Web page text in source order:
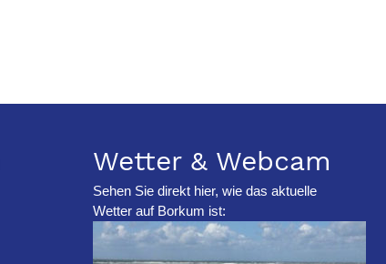
Wetter & Webcam
Sehen Sie direkt hier, wie das aktuelle
Wetter auf Borkum ist: